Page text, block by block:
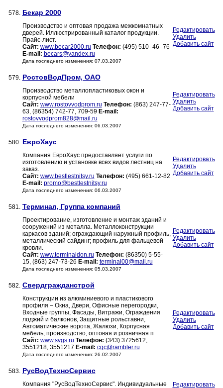
578. Бекар 2000
Производство и оптовая продажа межкомнатных
дверей. Иллюстрированный каталог продукции.
Прайс-лист.
Сайт: www.becar2000.ru Телефон: (495) 510–46–76
E-mail: becars@yandex.ru
Дата последнего изменения: 07.03.2007
Редактировать
Удалить
Добавить сайт
579. РостовВодПром, ОАО
Производство металлопластиковых окон и
корпусной мебели
Сайт: www.rostovvodprom.ru Телефон: (863) 247-77-
63, (86354) 742-77, 709-59 E-mail:
rostovvodprom828@mail.ru
Дата последнего изменения: 06.03.2007
Редактировать
Удалить
Добавить сайт
580. ЕвроХаус
Компания ЕвроХаус предоставляет услуги по
изготовлению и установке всех видов лестниц на
заказ.
Сайт: www.bestlestnitsy.ru Телефон: (495) 661-12-82
E-mail: promo@bestlestnitsy.ru
Дата последнего изменения: 06.03.2007
Редактировать
Удалить
Добавить сайт
581. Терминал, Группа компаний
Проектирование, изготовление и монтаж зданий и
сооружений из металла. Металлоконструкции
каркасов зданий; ограждающий наружный профиль,
металлический сайдинг; профиль для фальцевой
кровли.
Сайт: www.terminaldon.ru Телефон: (86350) 5-55-
15, (863) 247-73-26 E-mail: terminal00@mail.ru
Дата последнего изменения: 05.03.2007
Редактировать
Удалить
Добавить сайт
582. Свердгражданстрой
Конструкции из алюминиевого и пластикового
профиля – Окна, Двери, Офисные перегородки,
Входные группы, Фасады, Витражи, Ограждения
лоджий и балконов, Защитные рольставни,
Автоматические ворота, Жалюзи, Корпусная
мебель, производство, оптовая и розничная п
Сайт: www.svgs.ru Телефон: (343) 3725612,
3551218, 3551217 E-mail: cgc@rambler.ru
Дата последнего изменения: 26.02.2007
Редактировать
Удалить
Добавить сайт
583. РусВодТехноСервис
Компания "РусВодТехноСервис". Индивидуальные
Редактировать